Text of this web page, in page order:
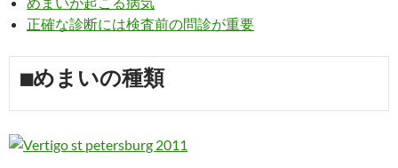
正確な診断には検査前の問診が重要
■めまいの種類